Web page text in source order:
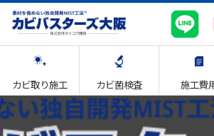
カビ取り施工 カビ菌検査 施工費